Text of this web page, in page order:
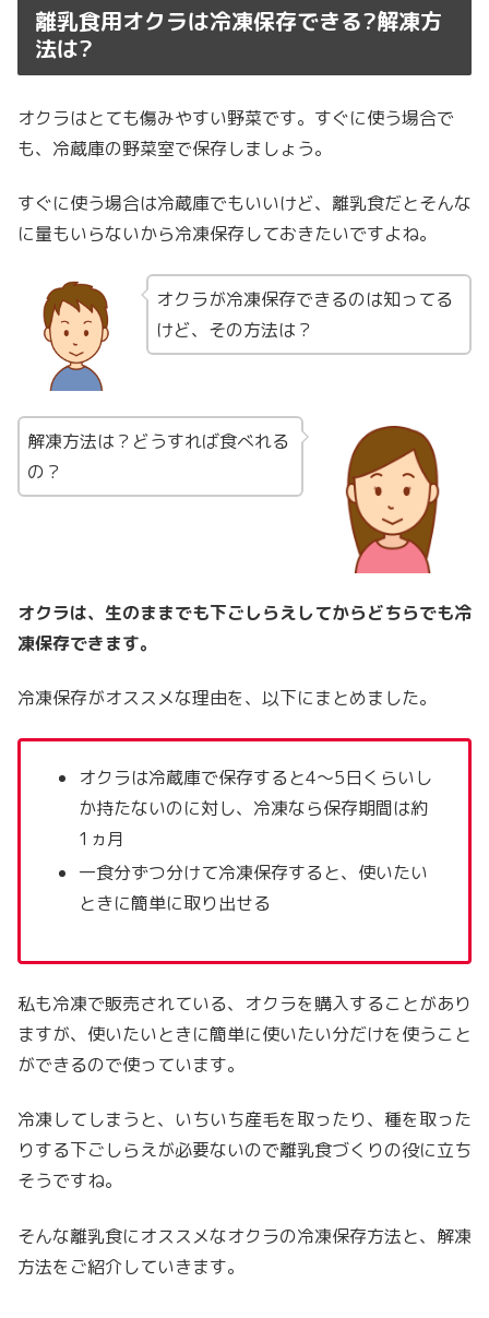
離乳食用オクラは冷凍保存できる?解凍方
法は?
オクラはとても傷みやすい野菜です。すぐに使う場合で
も、冷蔵庫の野菜室で保存しましょう。
すぐに使う場合は冷蔵庫でもいいけど、離乳食だとそんな
に量もいらないから冷凍保存しておきたいですよね。
オクラが冷凍保存できるのは知ってる
けど、その方法は？
解凍方法は？どうすれば食べれる
の？
オクラは、生のままでも下ごしらえしてからどちらでも冷
凍保存できます。
冷凍保存がオススメな理由を、以下にまとめました。
オクラは冷蔵庫で保存すると4～5日くらいし
か持たないのに対し、冷凍なら保存期間は約
1ヵ月
一食分ずつ分けて冷凍保存すると、使いたい
ときに簡単に取り出せる
私も冷凍で販売されている、オクラを購入することがあり
ますが、使いたいときに簡単に使いたい分だけを使うこと
ができるので使っています。
冷凍してしまうと、いちいち産毛を取ったり、種を取った
りする下ごしらえが必要ないので離乳食づくりの役に立ち
そうですね。
そんな離乳食にオススメなオクラの冷凍保存方法と、解凍
方法をご紹介していきます。